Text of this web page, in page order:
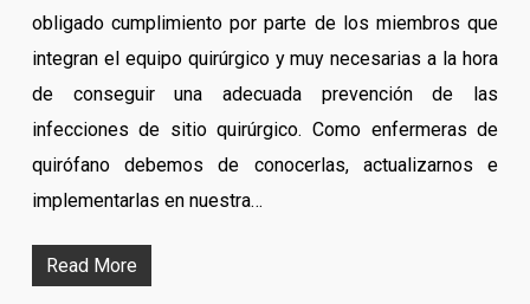
obligado cumplimiento por parte de los miembros que
integran el equipo quirúrgico y muy necesarias a la hora
de conseguir una adecuada prevención de las
infecciones de sitio quirúrgico. Como enfermeras de
quirófano debemos de conocerlas, actualizarnos e
implementarlas en nuestra…
Read More